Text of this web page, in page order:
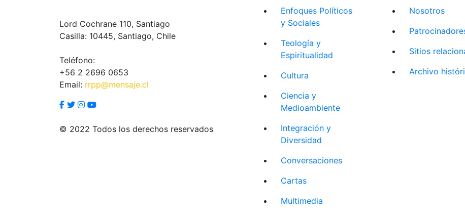
Lord Cochrane 110, Santiago
Casilla: 10445, Santiago, Chile
Teléfono:
+56 2 2696 0653
Email: rrpp@mensaje.cl
© 2022 Todos los derechos reservados
Enfoques Políticos
y Sociales
Teología y
Espiritualidad
Cultura
Ciencia y
Medioambiente
Integración y
Diversidad
Conversaciones
Cartas
Multimedia
Nosotros
Sitios
Archivo